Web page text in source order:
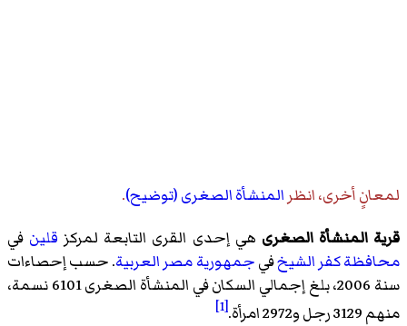
لمعانٍ أخرى، انظر المنشأة الصغرى (توضيح).
قرية المنشأة الصغرى هي إحدى القرى التابعة لمركز قلين في
محافظة كفر الشيخفيجمهورية مصر العربية. حسب إحصاءات
سنة 2006، بلغ إجمالي السكان في المنشأة الصغرى 6101 نسمة،
منهم 3129 رجل و2972 امرأة.
[1]